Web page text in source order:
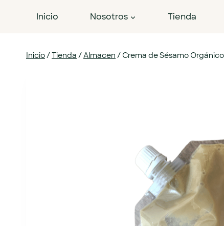
Inicio Nosotros Tienda
Inicio/Tienda /Almacen /Crema de Sésamo